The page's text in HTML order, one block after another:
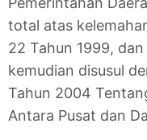
total atas
22 Tahun 1999,
kemudian disusul
Tahun 2004
Antara Pusat dan